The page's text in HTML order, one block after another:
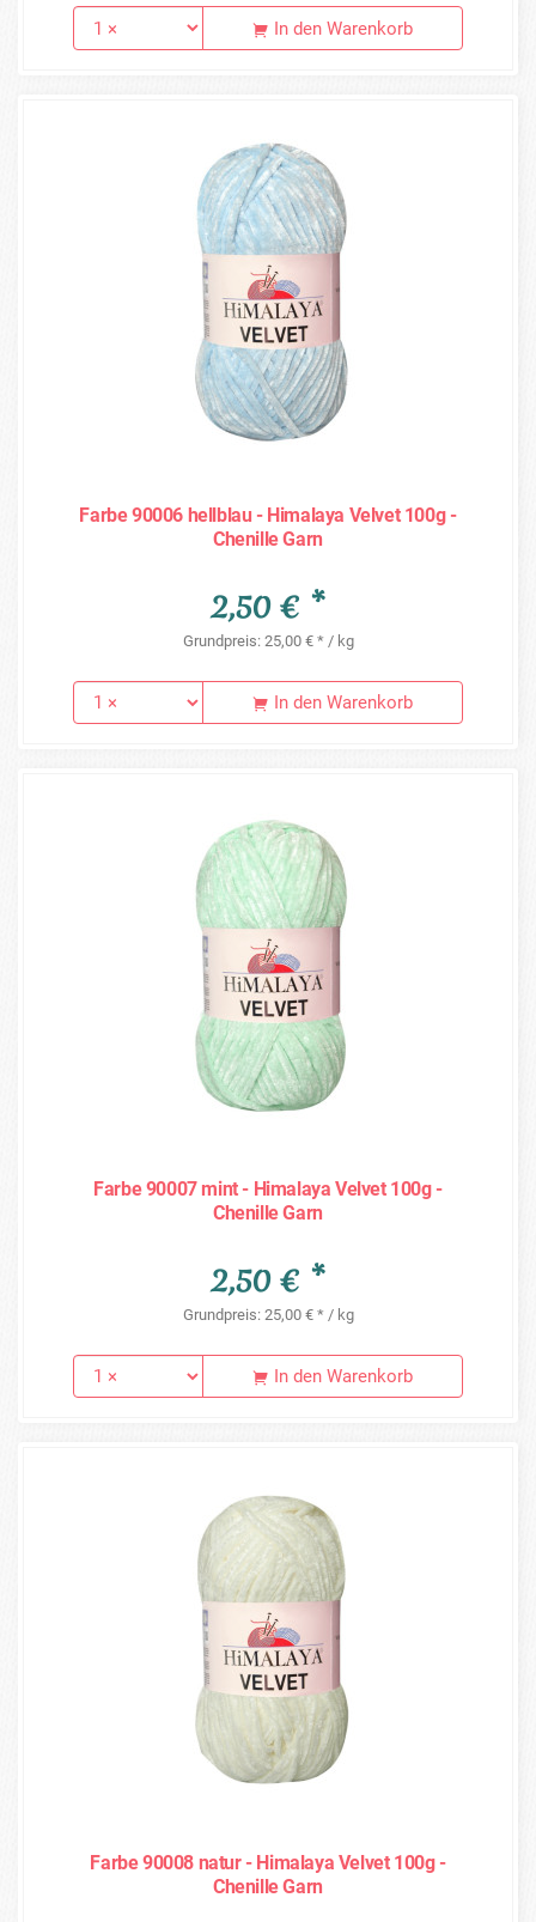
In den Warenkorb
Farbe 90006 hellblau - Himalaya Velvet 100g -
Chenille Garn
2,50 € *
Grundpreis: 25,00 € * / kg
In den Warenkorb
Farbe 90007 mint - Himalaya Velvet 100g -
Chenille Garn
2,50 € *
Grundpreis: 25,00 € * / kg
In den Warenkorb
Farbe 90008 natur - Himalaya Velvet 100g -
Chenille Garn